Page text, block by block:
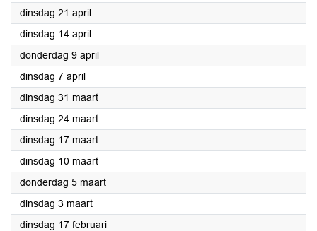
dinsdag 21 april2026
dinsdag 14 april2026
donderdag 9 april2026
dinsdag 7 april2026
dinsdag 31 maart2026
dinsdag 24 maart2026
dinsdag 17 maart2026
dinsdag 10 maart2026
donderdag 5 maart2026
dinsdag 3 maart2026
dinsdag 17 februari2026